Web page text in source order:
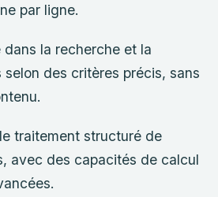
par ligne.
dans la recherche et la
des critères précis, sans
traitement structuré de
avec des capacités de calcul